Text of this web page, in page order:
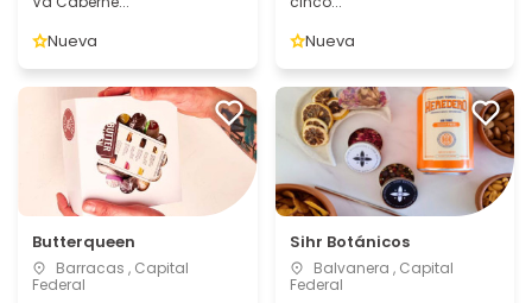
Nueva Nueva
Butterqueen
Barracas , Capital
Federal
Sihr Botánicos
Balvanera , Capital
Federal